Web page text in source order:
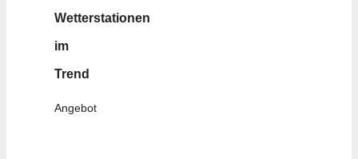
Wetterstationen
im
Trend
Angebot